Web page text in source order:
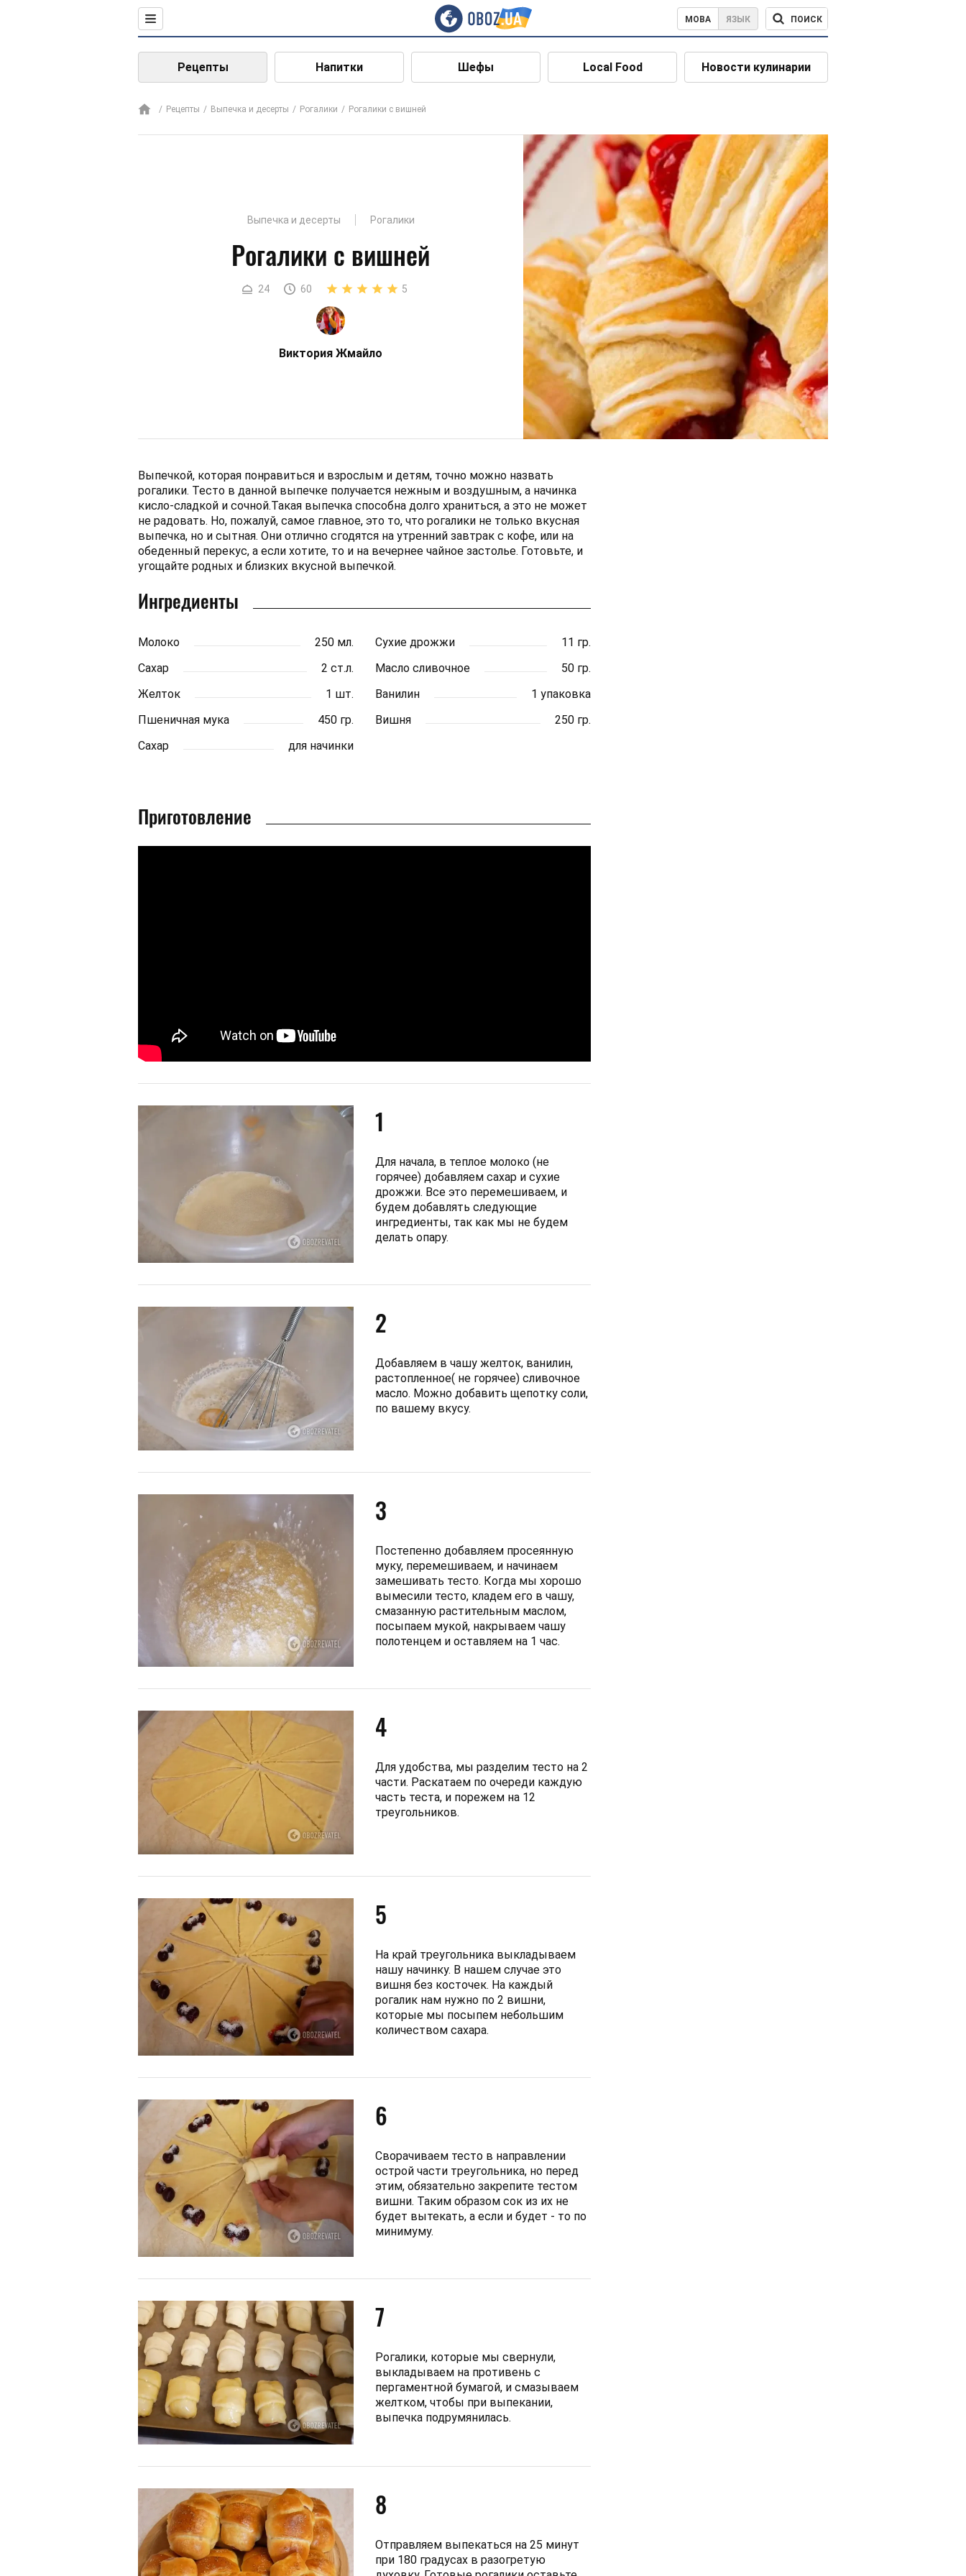
МОВА ЯЗЫК ПОИСК
Рецепты Напитки Шефы Local Food Новости кулинарии
Рецепты Выпечка и десерты Рогалики Рогалики с вишней
Выпечка и десерты Рогалики
Рогалики с вишней
24 60 5
Виктория Жмайло
Выпечкой, которая понравиться и взрослым и детям, точно можно назвать
рогалики. Тесто в данной выпечке получается нежным и воздушным, а начинка
кисло-сладкой и сочной.Такая выпечка способна долго храниться, а это не может
не радовать. Но, пожалуй, самое главное, это то, что рогалики не только вкусная
выпечка, но и сытная. Они отлично сгодятся на утренний завтрак с кофе, или на
обеденный перекус, а если хотите, то и на вечернее чайное застолье. Готовьте, и
угощайте родных и близких вкусной выпечкой.
Ингредиенты
Молоко 250 мл. Сухие дрожжи
11 гр.
Сахар
2 ст.л. Масло сливочное
50 гр.
Желток
1 шт. Ванилин
1 упаковка
Пшеничная мука
450 гр. Вишня
250 гр.
Сахар
для начинки
Приготовление
1
Для начала, в теплое молоко (не
горячее) добавляем сахар и сухие
дрожжи. Все это перемешиваем, и
будем добавлять следующие
ингредиенты, так как мы не будем
делать опару.
2
Добавляем в чашу желток, ванилин,
растопленное( не горячее) сливочное
масло. Можно добавить щепотку соли,
по вашему вкусу.
3
Постепенно добавляем просеянную
муку, перемешиваем, и начинаем
замешивать тесто. Когда мы хорошо
вымесили тесто, кладем его в чашу,
смазанную растительным маслом,
посыпаем мукой, накрываем чашу
полотенцем и оставляем на 1 час.
4
Для удобства, мы разделим тесто на 2
части. Раскатаем по очереди каждую
часть теста, и порежем на 12
треугольников.
5
На край треугольника выкладываем
нашу начинку. В нашем случае это
вишня без косточек. На каждый
рогалик нам нужно по 2 вишни,
которые мы посыпем небольшим
количеством сахара.
6
Сворачиваем тесто в направлении
острой части треугольника, но перед
этим, обязательно закрепите тестом
вишни. Таким образом сок из их не
будет вытекать, а если и будет - то по
минимуму.
7
Рогалики, которые мы свернули,
выкладываем на противень с
пергаментной бумагой, и смазываем
желтком, чтобы при выпекании,
выпечка подрумянилась.
8
Отправляем выпекаться на 25 минут
при 180 градусах в разогретую